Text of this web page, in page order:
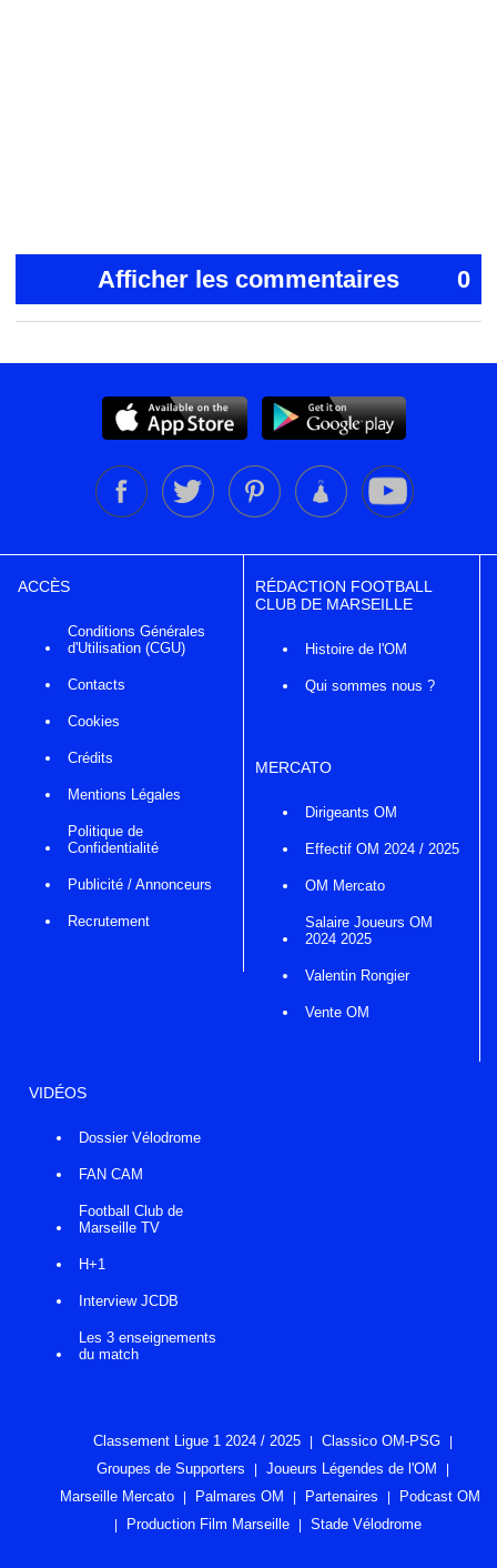
Afficher les commentaires 0
ACCÈS
Conditions Générales
d'Utilisation (CGU)
Contacts
Cookies
Crédits
Mentions Légales
Politique de
Confidentialité
Publicité / Annonceurs
Recrutement
RÉDACTION FOOTBALL
CLUB DE MARSEILLE
Histoire de l'OM
Qui sommes nous ?
MERCATO
Dirigeants OM
Effectif OM 2024 / 2025
OM Mercato
Salaire Joueurs OM
2024 2025
Valentin Rongier
Vente OM
VIDÉOS
Dossier Vélodrome
FAN CAM
Football Club de
Marseille TV
H+1
Interview JCDB
Les 3 enseignements
du match
Classement Ligue 1 2024 / 2025
Classico OM-PSG
Groupes de Supporters
Joueurs Légendes de l'OM
Marseille Mercato
Palmares OM Partenaires
Podcast OM
Production Film Marseille
Stade Vélodrome